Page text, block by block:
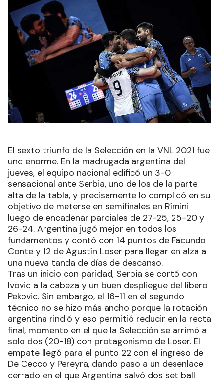
El sexto triunfo de la Selección en la VNL 2021 fue
uno enorme. En la madrugada argentina del
jueves, el equipo nacional edificó un 3-0
sensacional ante Serbia, uno de los de la parte
alta de la tabla, y precisamente lo complicó en su
objetivo de meterse en semifinales en Rímini
luego de encadenar parciales de 27-25, 25-20 y
26-24. Argentina jugó mejor en todos los
fundamentos y contó con 14 puntos de Facundo
Conte y 12 de Agustín Loser para llegar en alza a
una nueva tanda de días de descanso.
Tras un inicio con paridad, Serbia se cortó con
Ivovic a la cabeza y un buen despliegue del líbero
Pekovic. Sin embargo, el 16-11 en el segundo
técnico no se hizo más ancho porque la rotación
argentina rindió y eso permitió reducir en la recta
final, momento en el que la Selección se arrimó a
solo dos (20-18) con protagonismo de Loser. El
empate llegó para el punto 22 con el ingreso de
De Cecco y Pereyra, dando paso a un desenlace
cerrado en el que Argentina salvó dos set ball